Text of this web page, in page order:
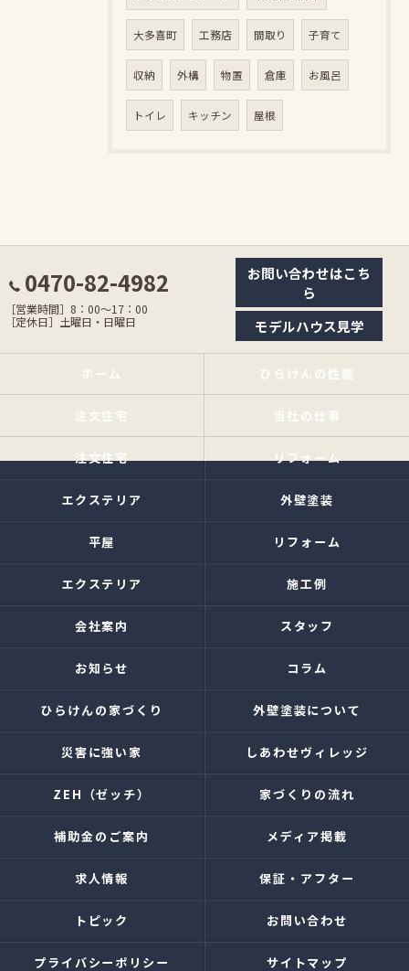
大多喜町 工務店 間取り 子育て
収納 外構 物置 倉庫 お風呂
トイレ キッチン 屋根
0470-82-4982
［営業時間］8：00〜17：00
［定休日］土曜日・日曜日
お問い合わせはこち
ら
モデルハウス見学
ホーム ひらけんの性能
注文住宅 当社の仕事
注文住宅 リフォーム
エクステリア 外壁塗装
平屋 リフォーム
エクステリア 施工例
会社案内 スタッフ
お知らせ コラム
ひらけんの家づくり 外壁塗装について
災害に強い家 しあわせヴィレッジ
ZEH（ゼッチ） 家づくりの流れ
補助金のご案内 メディア掲載
求人情報 保証・アフター
トピック お問い合わせ
プライバシーポリシー サイトマップ